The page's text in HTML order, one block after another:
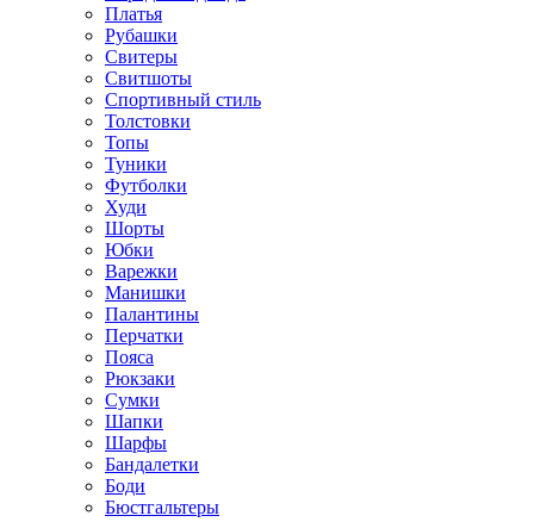
Платья
Рубашки
Свитеры
Свитшоты
Спортивный стиль
Толстовки
Топы
Туники
Футболки
Худи
Шорты
Юбки
Варежки
Манишки
Палантины
Перчатки
Пояса
Рюкзаки
Сумки
Шапки
Шарфы
Бандалетки
Боди
Бюстгальтеры